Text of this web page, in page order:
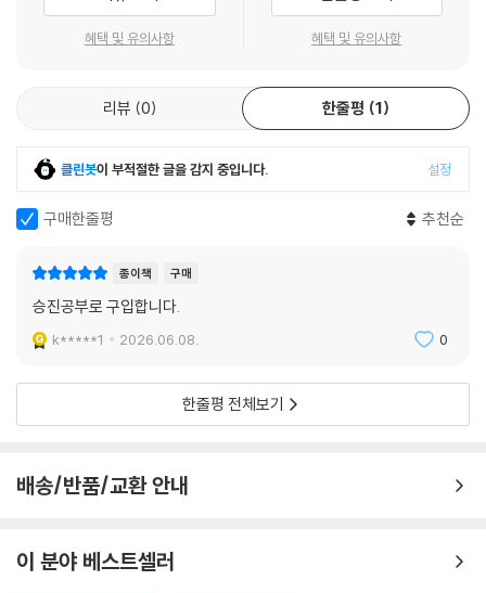
혜택 및 유의사항 혜택 및 유의사항
리뷰 0 한줄평 1
클린봇이 부적절한 글을 감지 중입니다. 설정
구매한줄평 추천순
종이책 구매
승진공부로 구입합니다.
k*****1 2026.06.08. 0
한줄평 전체보기
배송/반품/교환 안내
이 분야 베스트셀러